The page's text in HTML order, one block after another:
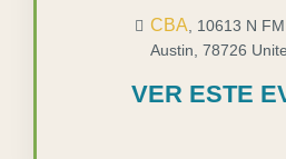
CBA
10613 N
Austin 78726
VER ESTE